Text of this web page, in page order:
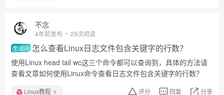
不念
4年前发布 29次阅读
提问 怎么查看Linux日志文件包含关键字的行数？
使用Linux head tail wc这三个命令都可以查询到，具体的方法请
查看文章如何使用Linux命令查看日志文件包含关键字的行数？
Linux教程 评分 回复 分享